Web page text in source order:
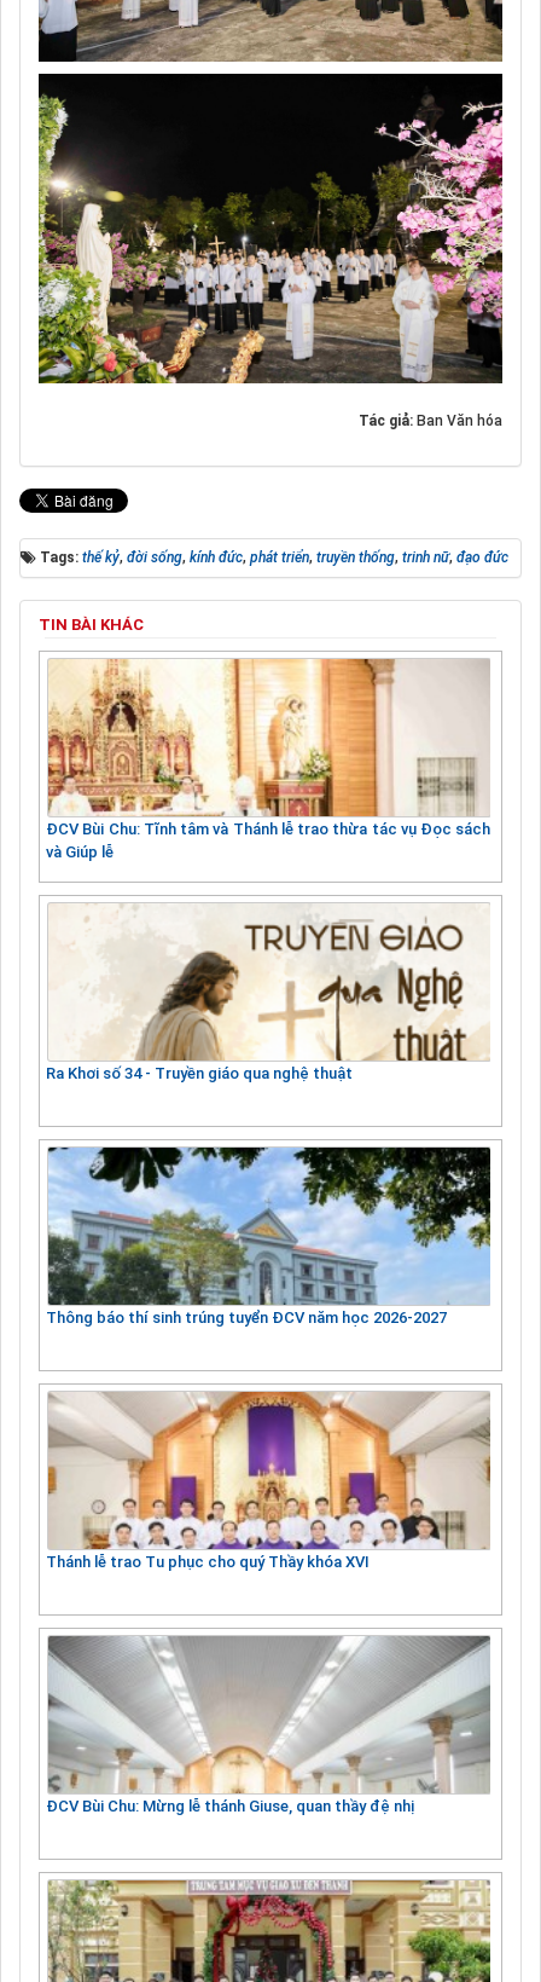
Tác giả: Ban Văn hóa
Tags: thế kỷ, đời sống, kính đức, phát triển, truyền thống, trinh nữ, đạo đức
TIN BÀI KHÁC
ĐCV Bùi Chu: Tĩnh tâm và Thánh lễ trao thừa tác vụ Đọc sách
và Giúp lễ
Ra Khơi số 34 - Truyền giáo qua nghệ thuật
Thông báo thí sinh trúng tuyển ĐCV năm học 2026-2027
Thánh lễ trao Tu phục cho quý Thầy khóa XVI
ĐCV Bùi Chu: Mừng lễ thánh Giuse, quan thầy đệ nhị